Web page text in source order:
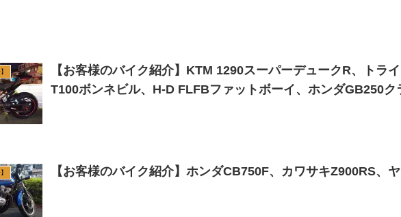
【お客様のバイク紹介】KTM 1290スーパーデュークR、トラ
T100ボンネビル、H-D FLFBファットボーイ、ホンダGB250ク
【お客様のバイク紹介】ホンダCB750F、カワサキZ900RS、